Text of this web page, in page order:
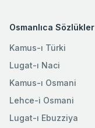
Osmanlıca Sözlükler
Kamus-ı Türki
Lugat-ı Naci
Kamus-ı Osmani
Lehce-i Osmani
Lugat-ı Ebuzziya